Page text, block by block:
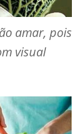
amar, pois
visual